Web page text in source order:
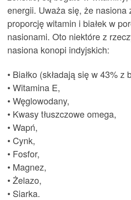
energii. Uważa się, że nasiona
proporcję witamin i białek w
nasionami. Oto niektóre z
nasiona konopi indyjskich:
• Białko (składają się w 43% z
• Witamina E,
• Węglowodany,
• Kwasy tłuszczowe omega,
• Wapń,
• Cynk,
• Fosfor,
• Magnez,
• Żelazo,
• Siarka.